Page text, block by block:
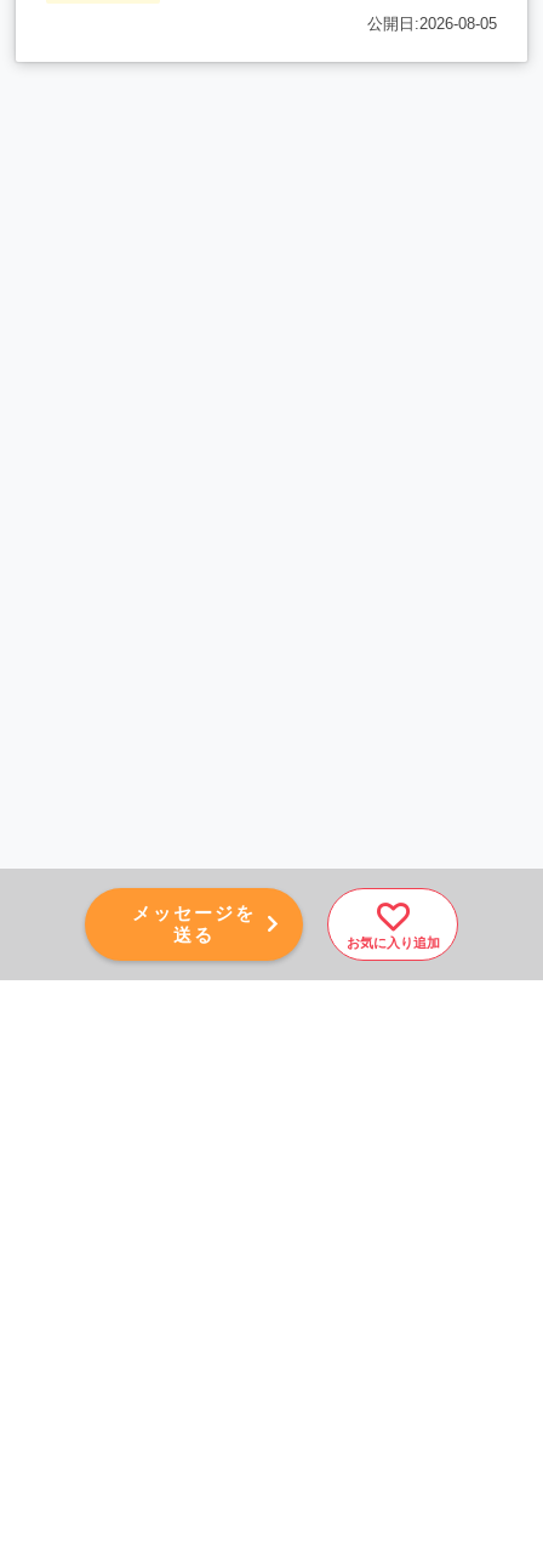
メッセージを
送る
お気に入り追加
公開日:2026-08-05